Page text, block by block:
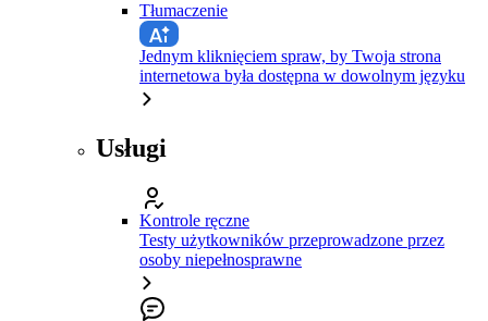
Tłumaczenie
Jednym kliknięciem spraw, by Twoja strona
internetowa była dostępna w dowolnym języku
Usługi
Kontrole ręczne
Testy użytkowników przeprowadzone przez
osoby niepełnosprawne